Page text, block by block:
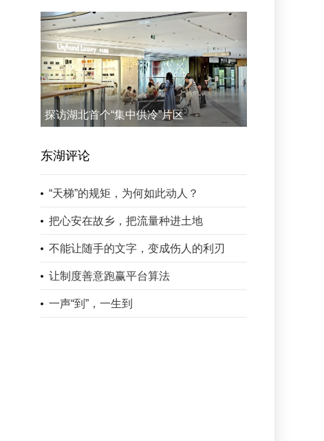
探访湖北首个“集中供冷”片区
东湖评论
“天梯”的规矩，为何如此动人？
把心安在故乡，把流量种进土地
不能让随手的文字，变成伤人的利刃
让制度善意跑赢平台算法
一声“到”，一生到